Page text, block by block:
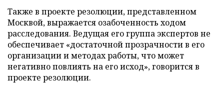
Также в проекте резолюции, представленном
Москвой, выражается озабоченность ходом
расследования. Ведущая его группа экспертов не
обеспечивает «достаточной прозрачности в его
организации и методах работы, что может
негативно повлиять на его исход», говорится в
проекте резолюции.